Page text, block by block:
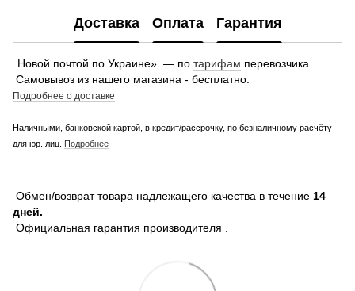
Доставка Оплата Гарантия
Новой почтой по Украине» — по тарифам перевозчика.
Самовывоз из нашего магазина - бесплатно.
Подробнее о доставке
Наличными, банковской картой, в кредит/рассрочку, по безналичному расчёту
для юр. лиц. Подробнее
Обмен/возврат товара надлежащего качества в течение 14
дней.
Официальная гарантия производителя .